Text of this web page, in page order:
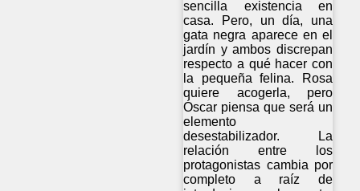
sencilla existencia en
casa. Pero, un día, una
gata negra aparece en el
jardín y ambos discrepan
respecto a qué hacer con
la pequeña felina. Rosa
quiere acogerla, pero
Óscar piensa que será un
elemento
desestabilizador. La
relación entre los
protagonistas cambia por
completo a raíz de